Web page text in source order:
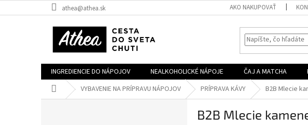
na
athea@athea.sk AKO NAKUPOVAŤ
INGREDIENCIE DO NÁPOJOV NEALKOHOLICKÉ NÁPOJE ČAJ A MATCHA
DomovVYBAVENIE NA PRÍPRAVU NÁPOJOV PRÍPRAVA KÁVY B2B Mlecie
B2B Mlecie